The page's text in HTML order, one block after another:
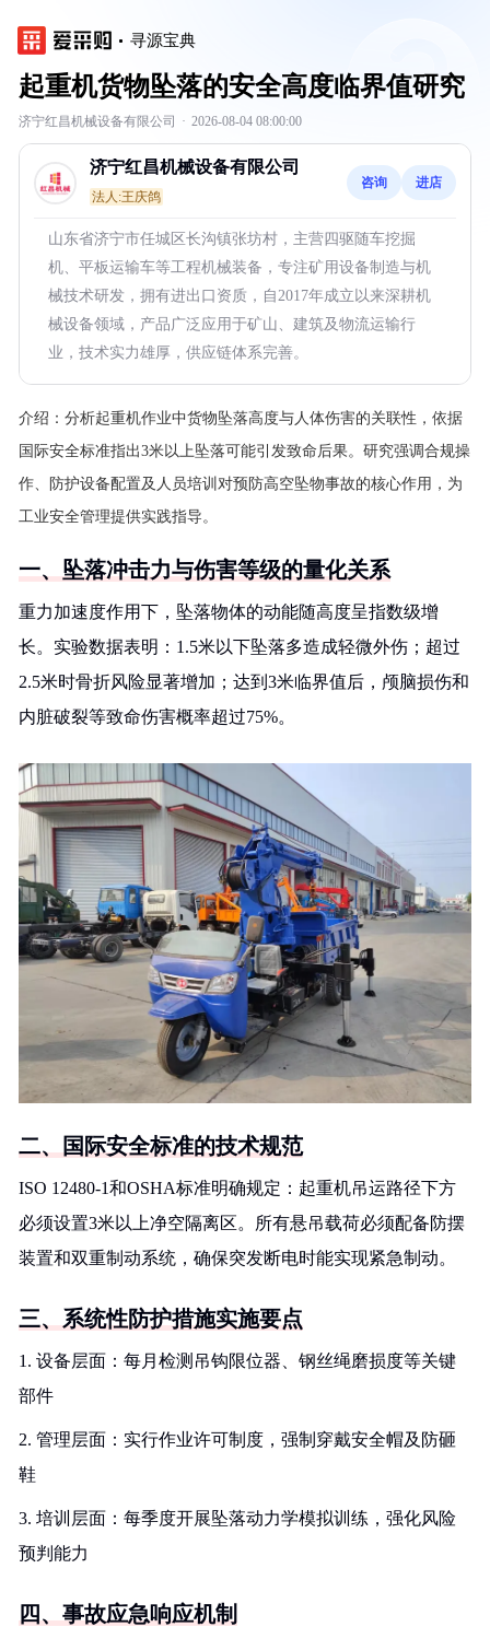
寻源宝典
起重机货物坠落的安全高度临界值研究
济宁红昌机械设备有限公司 · 2026-08-04 08:00:00
济宁红昌机械设备有限公司
法人:王庆鸽
咨询 进店
山东省济宁市任城区长沟镇张坊村，主营四驱随车挖掘
机、平板运输车等工程机械装备，专注矿用设备制造与机
械技术研发，拥有进出口资质，自2017年成立以来深耕机
械设备领域，产品广泛应用于矿山、建筑及物流运输行
业，技术实力雄厚，供应链体系完善。
介绍： 分析起重机作业中货物坠落高度与人体伤害的关联性，依据
国际安全标准指出3米以上坠落可能引发致命后果。研究强调合规操
作、防护设备配置及人员培训对预防高空坠物事故的核心作用，为
工业安全管理提供实践指导。
一、坠落冲击力与伤害等级的量化关系
重力加速度作用下，坠落物体的动能随高度呈指数级增
长。实验数据表明：1.5米以下坠落多造成轻微外伤；超过
2.5米时骨折风险显著增加；达到3米临界值后，颅脑损伤和
内脏破裂等致命伤害概率超过75%。
二、国际安全标准的技术规范
ISO 12480-1和OSHA标准明确规定：起重机吊运路径下方
必须设置3米以上净空隔离区。所有悬吊载荷必须配备防摆
装置和双重制动系统，确保突发断电时能实现紧急制动。
三、系统性防护措施实施要点
1. 设备层面：每月检测吊钩限位器、钢丝绳磨损度等关键
部件
2. 管理层面：实行作业许可制度，强制穿戴安全帽及防砸
鞋
3. 培训层面：每季度开展坠落动力学模拟训练，强化风险
预判能力
四、事故应急响应机制